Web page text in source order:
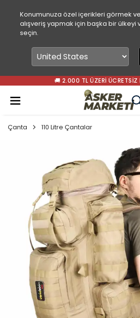
Konumunuza özel içerikleri görmek
alışveriş yapmak için başka bir ülkeyi
seçin.
🚚 2.000 TL ÜZERI ÜCRETSIZ
Çanta 110 Litre Çantalar